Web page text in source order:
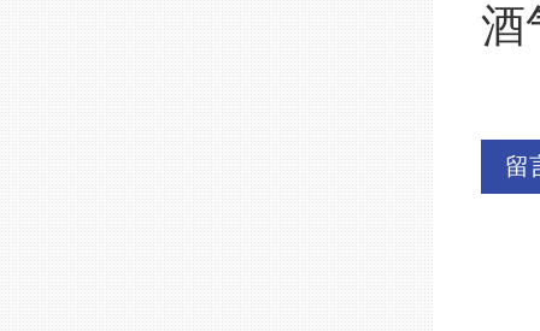
酒
留